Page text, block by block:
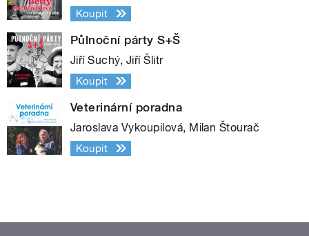
Koupit
Půlnoční párty S+Š
Jiří Suchý, Jiří Šlitr
Koupit
Veterinární poradna
Jaroslava Vykoupilová, Milan Štourač
Koupit